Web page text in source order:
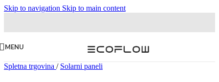
Skip to navigation Skip to main content
MENU
Spletna trgovina / Solarni paneli